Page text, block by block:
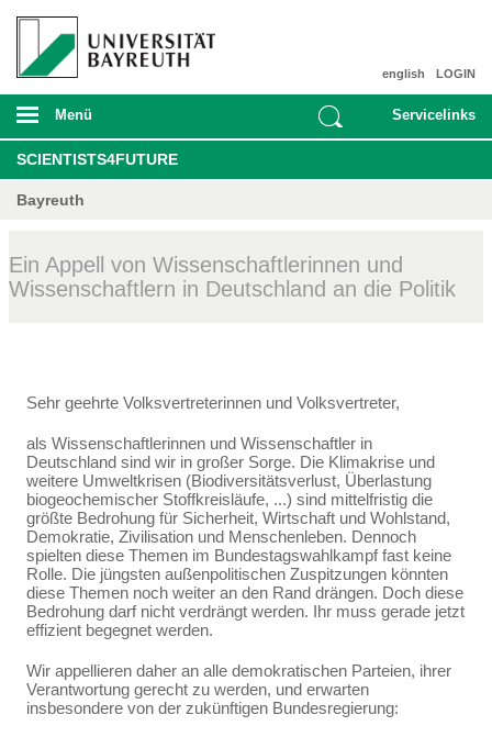
LOGIN
english
Menü Servicelinks
SCIENTISTS4FUTURE
Bayreuth
Ein Appell von Wissenschaftlerinnen und
Wissenschaftlern in Deutschland an die Politik
Sehr geehrte Volksvertreterinnen und Volksvertreter,
als Wissenschaftlerinnen und Wissenschaftler in
Deutschland sind wir in großer Sorge. Die Klima­krise und
weitere Umweltkrisen (Biodiversitätsverlust, Überlastung
biogeochemischer Stoffkreisläu­fe, ...) sind mittelfristig die
größte Bedrohung für Sicherheit, Wirtschaft und Wohlstand,
Demokratie, Zivilisation und Menschenleben. Dennoch
spielten diese Themen im Bundestagswahlkampf fast keine
Rolle. Die jüngsten außenpolitischen Zuspitzungen könnten
diese Themen noch weiter an den Rand drängen. Doch diese
Bedrohung darf nicht verdrängt werden. Ihr muss gerade jetzt
effi­zient begegnet werden.
Wir appellieren daher an alle demokratischen Parteien, ihrer
Verantwortung gerecht zu werden, und erwarten
insbesondere von der zukünftigen Bundesregierung: